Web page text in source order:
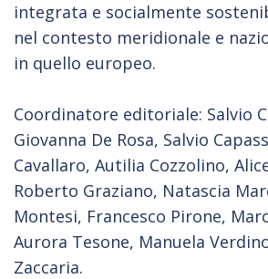
integrata e socialmente
nel contesto meridionale e
in quello europeo.
Coordinatore editoriale: Salvio
Giovanna De Rosa, Salvio
Cavallaro, Autilia Cozzolino,
Roberto Graziano, Natascia
Montesi, Francesco Pirone,
Aurora Tesone, Manuela
Zaccaria.